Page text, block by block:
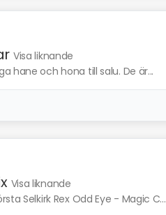
Visa liknande
hane och hona till salu. De är...
Visa liknande
Selkirk Rex Odd Eye - Magic C...